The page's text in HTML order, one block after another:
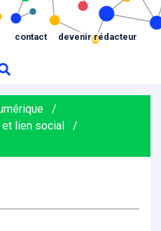
contact devenir rédacteur
/
lien social
/